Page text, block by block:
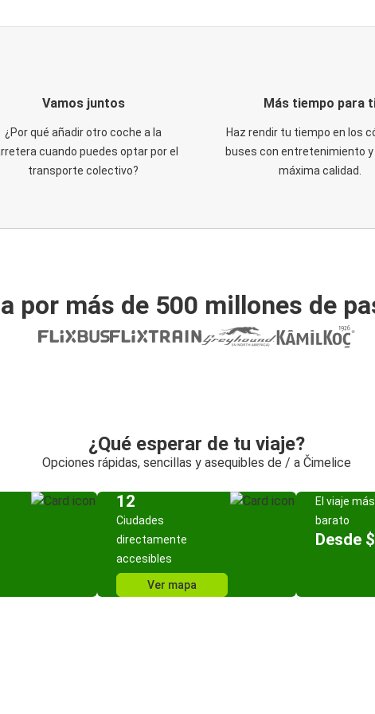
Vamos juntos
¿Por qué añadir otro coche a la
cuando puedes optar por el
transporte colectivo?
Más tiempo para
Haz rendir tu tiempo en los
buses con entretenimiento y
máxima calidad.
por más de 500 millones de
¿Qué esperar de tu viaje?
Opciones rápidas, sencillas y asequibles de / a Čimelice
12
Ciudades
directamente
accesibles
Ver mapa
El viaje más
barato
Desde